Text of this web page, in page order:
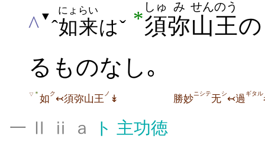
^ ▼ˆ如来
にょらい
はˇ *須
しゅ
弥
み
山
せん
王
のう
るものなし｡
▽ ＊ 如ク↢須弥山王 ノ ↡ 勝妙ニシテ无シ↢過 ギタル
一 Ⅱ ⅱ ａ ト 主功徳